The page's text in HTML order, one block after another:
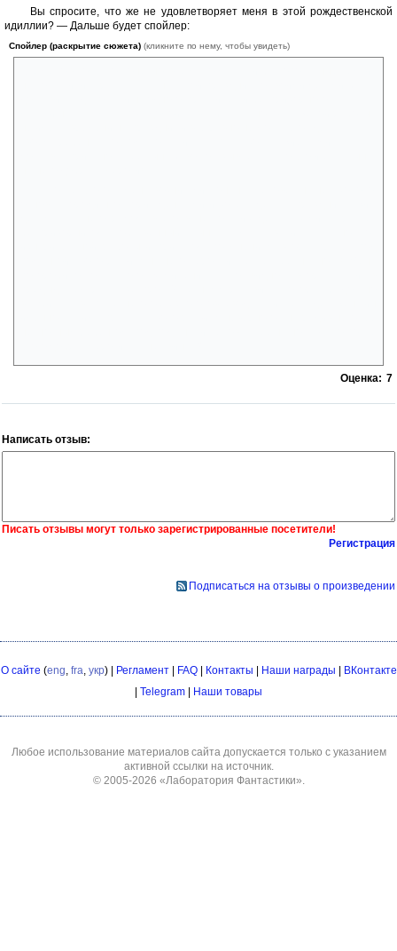
Вы спросите, что же не удовлетворяет меня в этой рождественской
идиллии? — Дальше будет спойлер:
Спойлер (раскрытие сюжета) (кликните по нему, чтобы увидеть)
Оценка: 7
Написать отзыв:
Писать отзывы могут только зарегистрированные посетители!
Регистрация
Подписаться на отзывы о произведении
О сайте (eng, fra, укр) | Регламент| FAQ| Контакты Наши награды
ВКонтакте
Telegram Наши товары
Любое использование материалов сайта допускается только с указанием
активной ссылки на источник.
© 2005-2026 «Лаборатория Фантастики».